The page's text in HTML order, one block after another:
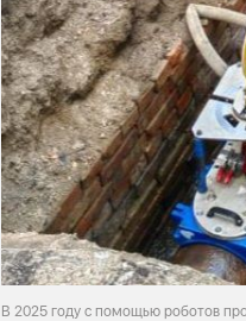
В 2025 году с помощью роботов